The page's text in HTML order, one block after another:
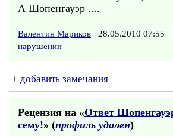
А Шопенгауэр ....
Валентин Мариков 28.05.2010 07:55
нарушении
+ добавить замечания
Рецензия на «Ответ
сему!» (профиль удален)